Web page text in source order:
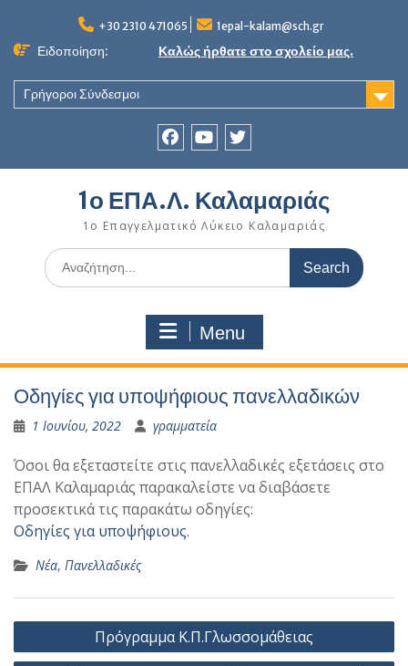
content
+30 2310 471065 1epal-kalam@sch.gr
Ειδοποίηση: Καλώς ήρθατε στο σχολείο μας.
Γρήγοροι Σύνδεσμοι
1ο ΕΠΑ.Λ. Καλαμαριάς
1ο Επαγγελματικό Λύκειο Καλαμαριάς
Search
for:
Menu
Οδηγίες για υποψήφιους πανελλαδικών
1 Ιουνίου, 2022 γραμματεία
Όσοι θα εξεταστείτε στις πανελλαδικές εξετάσεις στο
ΕΠΑΛ Καλαμαριάς παρακαλείστε να διαβάσετε
προσεκτικά τις παρακάτω οδηγίες:
Οδηγίες για υποψήφιους.
Νέα, Πανελλαδικές
Πλοήγηση
άρθρων
Πρόγραμμα Κ.Π.Γλωσσομάθειας